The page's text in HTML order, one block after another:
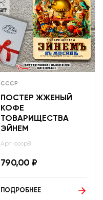
СССР
ПОСТЕР ЖЖЕНЫЙ
КОФЕ
ТОВАРИЩЕСТВА
ЭЙНЕМ
Арт: ссср8
790,00 ₽
ПОДРОБНЕЕ